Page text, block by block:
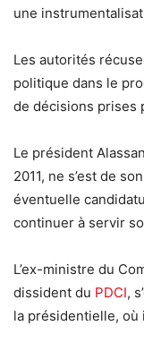
une
Les autorités
politique dans le
de décisions prises
Le président
2011, ne s’est de
éventuelle
continuer à servir
L’ex-ministre du
dissident du PDCI,
la présidentielle, où